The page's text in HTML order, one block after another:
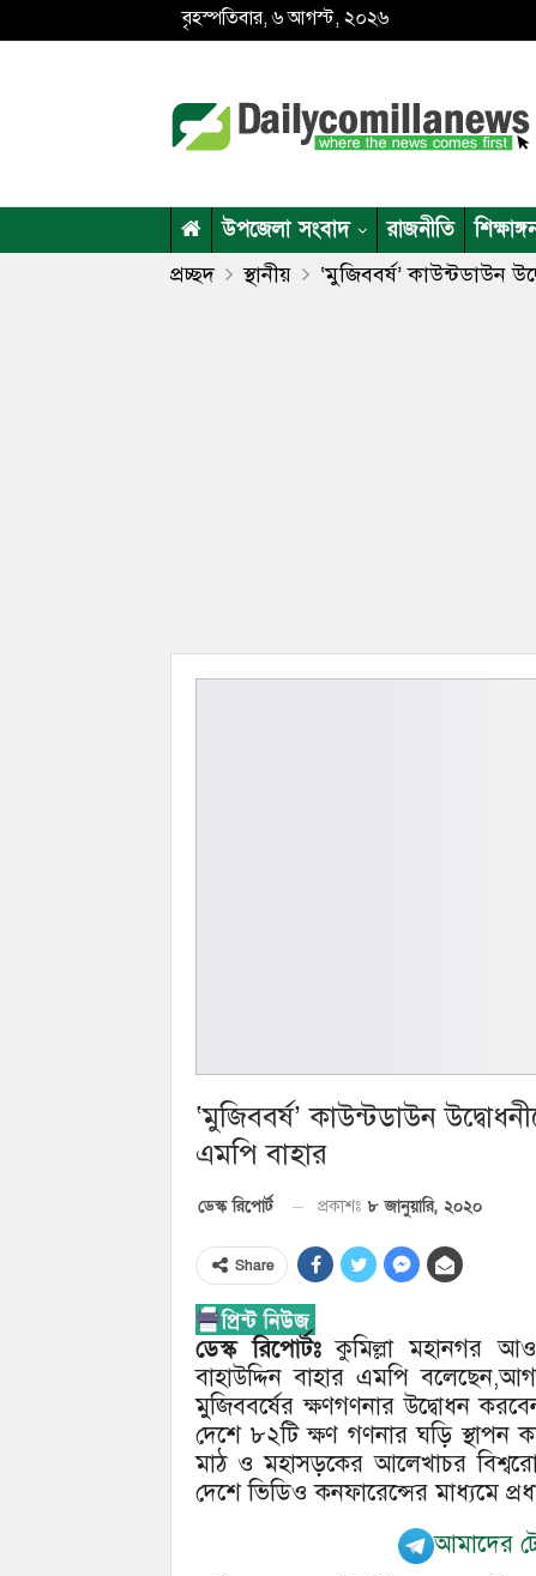
বৃহস্পতিবার, ৬ আগস্ট, ২০২৬
উপজেলা সংবাদ রাজনীতি
প্রচ্ছদ স্থানীয় ‘মুজিববর্ষ’ কাউন্টডাউন
‘মুজিববর্ষ’ কাউন্টডাউন
এমপি বাহার
ডেস্ক রিপোর্ট প্রকাশঃ ৮ জানুয়ারি, ২০২০
Share
ডেস্ক রিপোর্টঃকুমিল্লা মহানগর
বাহাউদ্দিন বাহার এমপি
মুজিববর্ষের ক্ষণগণনার উদ্বোধন করবেন
দেশে ৮২টি ক্ষণ গণনার ঘড়ি স্থাপন
মাঠ ও মহাসড়কের আলেখাচর
দেশে ভিডিও কনফারেন্সের মাধ্যমে
আমাদের